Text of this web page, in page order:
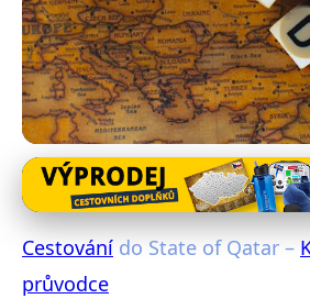
Exotické destinace
Cestování do State of
kompletní průvodce
Cestování do State of Qatar –
průvodce